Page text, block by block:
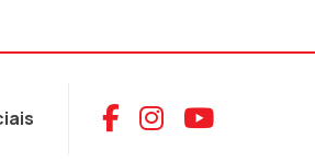
Aceder ao
Aceder ao
Aceder